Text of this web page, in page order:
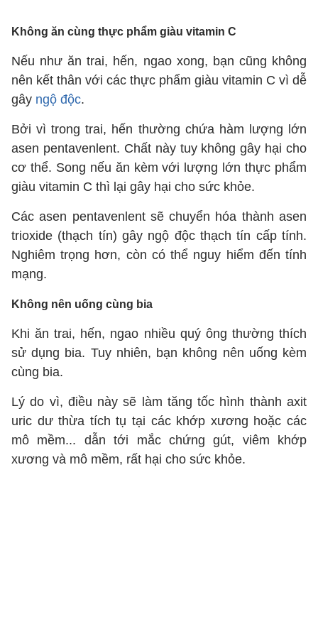
Không ăn cùng thực phẩm giàu vitamin C
Nếu như ăn trai, hến, ngao xong, bạn cũng không
nên kết thân với các thực phẩm giàu vitamin C vì dễ
gây ngộ độc.
Bởi vì trong trai, hến thường chứa hàm lượng lớn
asen pentavenlent. Chất này tuy không gây hại cho
cơ thể. Song nếu ăn kèm với lượng lớn thực phẩm
giàu vitamin C thì lại gây hại cho sức khỏe.
Các asen pentavenlent sẽ chuyển hóa thành asen
trioxide (thạch tín) gây ngộ độc thạch tín cấp tính.
Nghiêm trọng hơn, còn có thể nguy hiểm đến tính
mạng.
Không nên uống cùng bia
Khi ăn trai, hến, ngao nhiều quý ông thường thích
sử dụng bia. Tuy nhiên, bạn không nên uống kèm
cùng bia.
Lý do vì, điều này sẽ làm tăng tốc hình thành axit
uric dư thừa tích tụ tại các khớp xương hoặc các
mô mềm... dẫn tới mắc chứng gút, viêm khớp
xương và mô mềm, rất hại cho sức khỏe.